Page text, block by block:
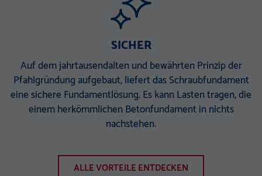
SICHER
Auf dem jahrtausendalten und bewährten Prinzip der
Pfahlgründung aufgebaut, liefert das Schraubfundament
eine sichere Fundamentlösung. Es kann Lasten tragen, die
einem herkömmlichen Betonfundament in nichts
nachstehen.
ALLE VORTEILE ENTDECKEN